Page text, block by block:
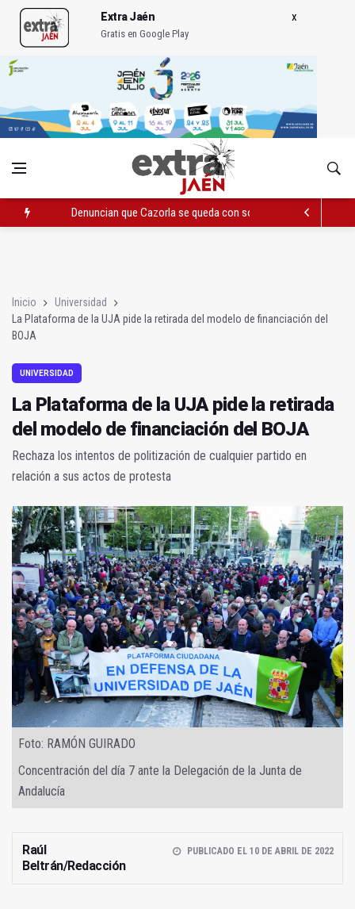
Extra Jaén
Gratis en Google Play
Denuncian que Cazorla se queda con solo dos bomberos por
Inicio
Universidad
La Plataforma de la UJA pide la retirada del modelo de financiación del
BOJA
UNIVERSIDAD
La Plataforma de la UJA pide la retirada
del modelo de financiación del BOJA
Rechaza los intentos de politización de cualquier partido en
relación a sus actos de protesta
Foto: RAMÓN GUIRADO
Concentración del día 7 ante la Delegación de la Junta de
Andalucía
Raúl
Beltrán/Redacción
PUBLICADO EL 10 DE ABRIL DE 2022